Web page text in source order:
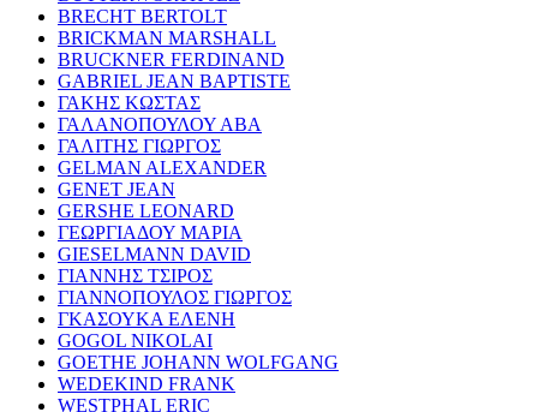
BRECHT BERTOLT
BRICKMAN MARSHALL
BRUCKNER FERDINAND
GABRIEL JEAN BAPTISTE
ΓΑΚΗΣ ΚΩΣΤΑΣ
ΓΑΛΑΝΟΠΟΥΛΟΥ ΑΒΑ
ΓΑΛΙΤΗΣ ΓΙΩΡΓΟΣ
GELMAN ALEXANDER
GENET JEAN
GERSHE LEONARD
ΓΕΩΡΓΙΑΔΟΥ ΜΑΡΙΑ
GIESELMANN DAVID
ΓΙΑΝΝΗΣ ΤΣΙΡΟΣ
ΓΙΑΝΝΟΠΟΥΛΟΣ ΓΙΩΡΓΟΣ
ΓΚΑΣΟΥΚΑ ΕΛΕΝΗ
GOGOL NIKOLAI
GOETHE JOHANN WOLFGANG
WEDEKIND FRANK
WESTPHAL ERIC